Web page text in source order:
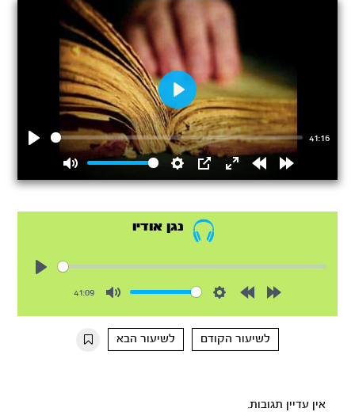
41:16
Mute Settings
PIP
EnterRewindForward
Play
נגן אודיו
41:09
10s
10s
לשיעור הקודם
לשיעור הבא
אין עדיין תגובות.